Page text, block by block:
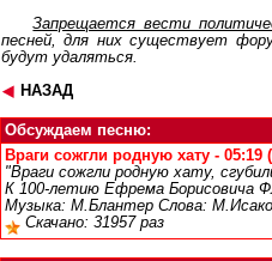
Запрещается вести
песней, для них существует
будут удаляться.
НАЗАД
Обсуждаем песню:
Враги сожгли родную хату - 05:19
"Враги сожгли родную хату,
К 100-летию Ефрема Борисовича
Музыка: М.Блантер Слова:
Скачано: 31957 раз